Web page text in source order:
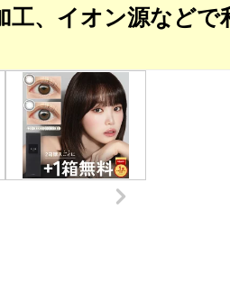
、イオン源などで